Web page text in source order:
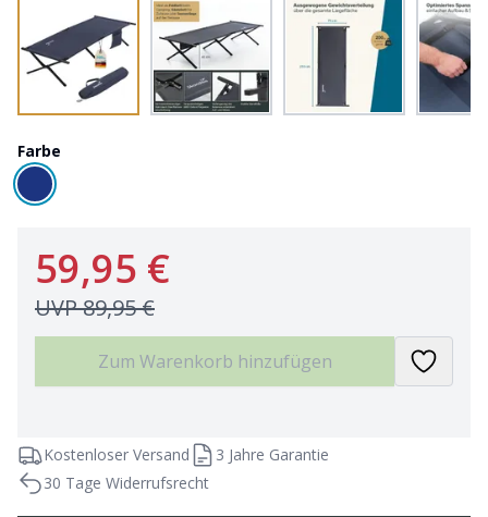
Farbe
59,95 €
UVP89,95 €
Zum Warenkorb hinzufügen
Kostenloser Versand
3 Jahre Garantie
30 Tage Widerrufsrecht